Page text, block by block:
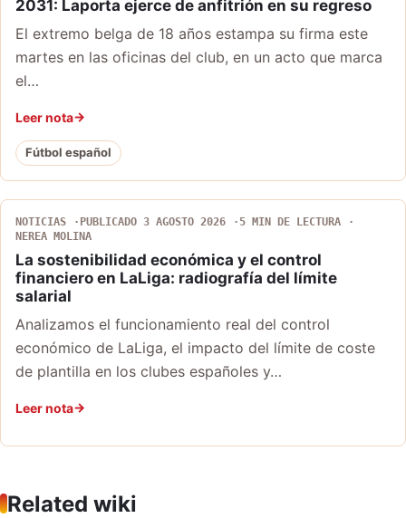
2031: Laporta ejerce de anfitrión en su regreso
El extremo belga de 18 años estampa su firma este
martes en las oficinas del club, en un acto que marca
el…
Leer nota
Fútbol español
NOTICIAS PUBLICADO 3 AGOSTO 2026
5 MIN DE LECTURA
NEREA MOLINA
La sostenibilidad económica y el control
financiero en LaLiga: radiografía del límite
salarial
Analizamos el funcionamiento real del control
económico de LaLiga, el impacto del límite de coste
de plantilla en los clubes españoles y…
Leer nota
Related wiki